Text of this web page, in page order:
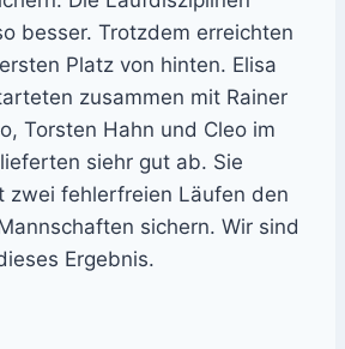
besser. Trotzdem erreichten
Platz von hinten. Elisa
zusammen mit Rainer
Torsten Hahn und Cleo im
siehr gut ab. Sie
zwei fehlerfreien Läufen den
sichern. Wir sind
Ergebnis.